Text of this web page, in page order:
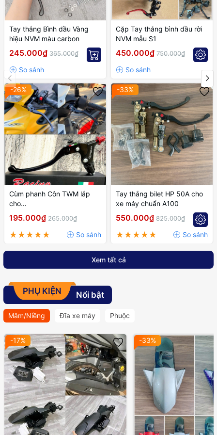
Tay thắng Bình dầu Vàng
hiệu NVM màu carbon
245.000₫ 365.000₫
Cặp Tay thắng bình dầu rời
NVM mẫu S1
450.000₫ 750.000₫
-26%
Cùm phanh Côn TWM lắp
cho
EXCITER,WINNER,SONIC,
RAIDER,..
195.000₫ 265.000₫
-33%
Tay thắng bilet HP 50A cho
xe máy chuẩn A100
550.000₫ 825.000₫
Xem tất cả
PHỤ KIỆN Nổi bật
Mâm/Niềng Đĩa xe máy Phuộc
-17% -33%